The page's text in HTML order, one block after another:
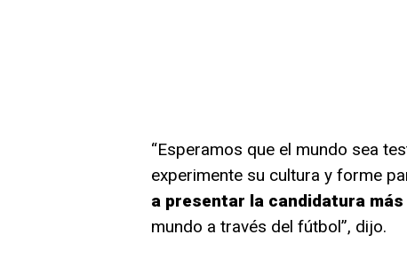
“Esperamos que el mundo sea
experimente su cultura y forme
a presentar la candidatura
mundo a través del fútbol”, dijo.